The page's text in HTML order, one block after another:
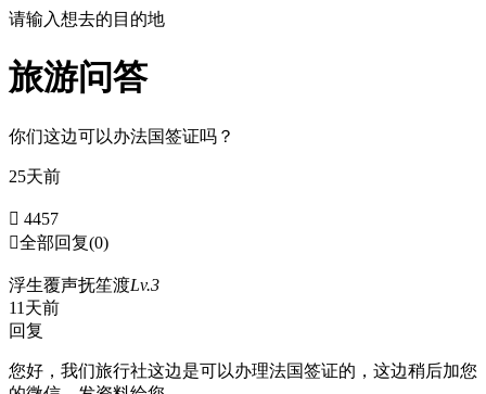
请输入想去的目的地
旅游问答
你们这边可以办法国签证吗？
25天前
 4457
全部回复(0)
浮生覆声抚笙渡Lv.3
11天前
回复
您好，我们旅行社这边是可以办理法国签证的，这边稍后加您